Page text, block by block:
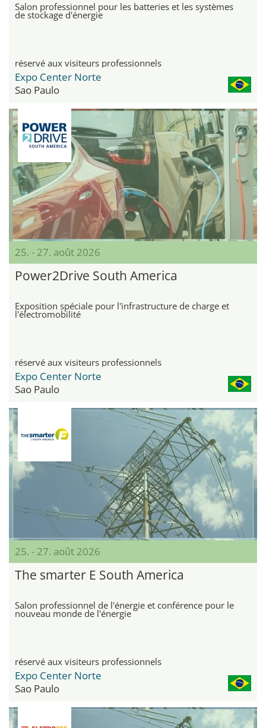
Salon professionnel pour les batteries et les systèmes
de stockage d'énergie
réservé aux visiteurs professionnels
Expo Center Norte
Sao Paulo
25. - 27. août 2026
Power2Drive South America
Exposition spéciale pour l'infrastructure de charge et
l'électromobilité
réservé aux visiteurs professionnels
Expo Center Norte
Sao Paulo
25. - 27. août 2026
The smarter E South America
Salon professionnel de l'énergie et conférence pour le
nouveau monde de l'énergie
réservé aux visiteurs professionnels
Expo Center Norte
Sao Paulo